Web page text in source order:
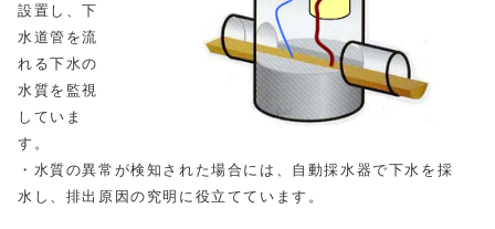
設置し、下
水道管を流
れる下水の
水質を監視
していま
す。
・水質の異常が検知された場合には、自動採水器で下水を採
水し、排出原因の究明に役立てています。